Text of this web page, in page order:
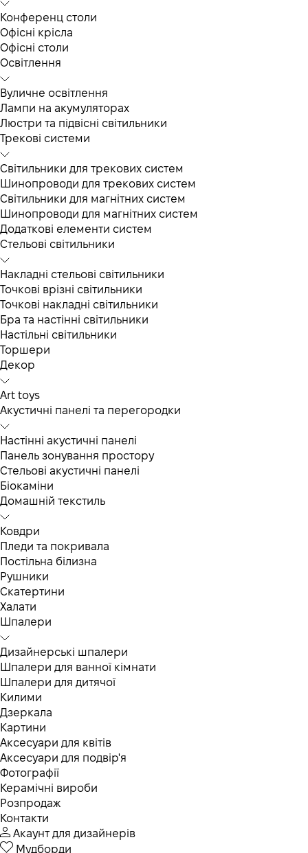
Конференц столи
Офісні крісла
Офісні столи
Освітлення
Вуличне освітлення
Лампи на акумуляторах
Люстри та підвісні світильники
Трекові системи
Світильники для трекових систем
Шинопроводи для трекових систем
Світильники для магнітних систем
Шинопроводи для магнітних систем
Додаткові елементи систем
Cтельові світильники
Накладні стельові світильники
Точкові врізні світильники
Точкові накладні світильники
Бра та настінні світильники
Настільні світильники
Торшери
Декор
Art toys
Акустичні панелі та перегородки
Настінні акустичні панелі
Панель зонування простору
Стельові акустичні панелі
Біокаміни
Домашній текстиль
Ковдри
Пледи та покривала
Постільна білизна
Рушники
Скатертини
Халати
Шпалери
Дизайнерські шпалери
Шпалери для ванної кімнати
Шпалери для дитячої
Килими
Дзеркала
Картини
Аксесуари для квітів
Аксесуари для подвір'я
Фотографії
Керамічні вироби
Розпродаж
Контакти
Акаунт для дизайнерів
Мудборди